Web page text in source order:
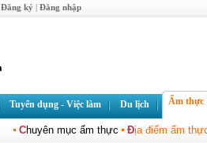
Đăng ký | Đăng nhập
Tuyển dụng - Việc làm Du lịch Ẩm thực
Địa điểm ẩm
Chuyên mục ẩm thực